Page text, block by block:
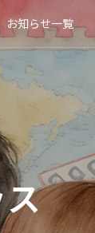
お知らせ一覧